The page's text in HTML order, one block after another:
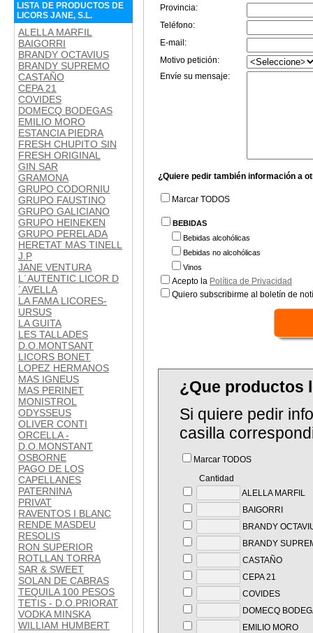
LISTA DE PRODUCTOS DE
LICORS JANE, S.L.
ALELLA MARFIL
BAIGORRI
BRANDY OCTAVIUS
BRANDY SUPREMO
CASTAÑO
CEPA 21
COVIDES
DOMECQ BODEGAS
EMILIO MORO
ESTANCIA PIEDRA
FRESH CHUPITO SIN
FRESH ORIGINAL
GIN SAR
GRAMONA
GRUPO CODORNIU
GRUPO FAUSTINO
GRUPO GALICIANO
GRUPO HEINEKEN
GRUPO PERELADA
HERETAT MAS TINELL
J.P
JANE VENTURA
L´AUTENTIC LICOR D
´AVELLA
LA FAMA LICORES-
URSUS
LA GUITA
LES TALLADES
D.O.MONTSANT
LICORS BONET
LOPEZ HERMANOS
MAS IGNEUS
MAS PERINET
MONISTROL
ODYSSEUS
OLIVER CONTI
ORCELLA -
D.O.MONSTANT
OSBORNE
PAGO DE LOS
CAPELLANES
PATERNINA
PRIVAT
RAVENTOS I BLANC
RENDE MASDEU
RESOLIS
RON SUPERIOR
ROTLLAN TORRA
SAR & SWEET
SOLAN DE CABRAS
TEQUILA 100 PESOS
TETIS - D.O.PRIORAT
VODKA MINSKA
WILLIAM HUMBERT
Provincia:
Teléfono:
E-mail:
Motivo petición:
Envíe su mensaje:
¿Quiere pedir también información a
Marcar TODOS
BEBIDAS
Bebidas alcohólicas
Bebidas no alcohólicas
Vinos
Acepto la Política de Privacidad
Quiero subscribirme al boletín de
¿Que productos
Si quiere pedir
casilla
Marcar TODOS
Cantidad
ALELLA MARFIL
BAIGORRI
BRANDY
BRANDY
CASTAÑO
CEPA 21
COVIDES
DOMECQ
EMILIO MORO